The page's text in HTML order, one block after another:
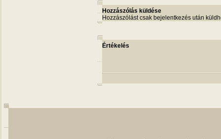
Hozzászólás küldése
Hozzászólást csak bejelentkezés után
Értékelés